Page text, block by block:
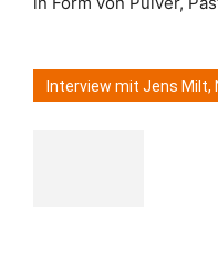
Interview mit Jens Milt,